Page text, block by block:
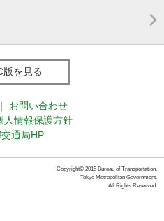

版を見る
｜
お問い合わせ
人情報保護方針
通局HP
Copyright© 2015 Bureau of Transportation.
Tokyo Metropolitan Government.
All Rights Reserved.